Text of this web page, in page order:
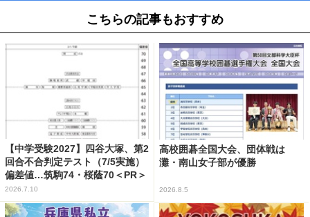
こちらの記事もおすすめ
【中学受験2027】四谷大塚、第2
回合不合判定テスト（7/5実施）
偏差値…筑駒74・桜蔭70＜PR＞
2026.7.10
高校囲碁全国大会、団体戦は
灘・南山女子部が優勝
2026.8.5